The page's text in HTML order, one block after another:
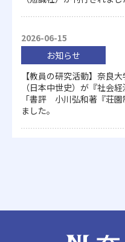
2026-06-15
お知らせ
【教員の研究活動】奈良
（日本中世史）が『社会
「書評 小川弘和著『荘
ました。